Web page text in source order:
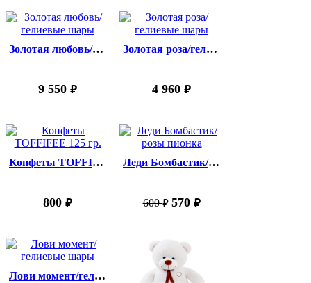
Золотая любовь/гелиевые шары
9 550 руб.
Золотая роза/гелиевые шары
4 960 руб.
Конфеты TOFFIFEE 125 гр.
800 руб.
Леди Бомбастик/розы пионка
600руб. 570 руб.
Лови момент/гелиевые шары